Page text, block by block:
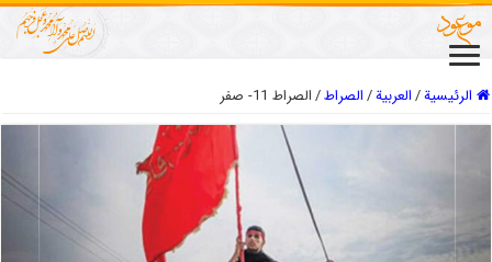
الرئيسية/العربیة/الصراط/الصراط 11- صفر